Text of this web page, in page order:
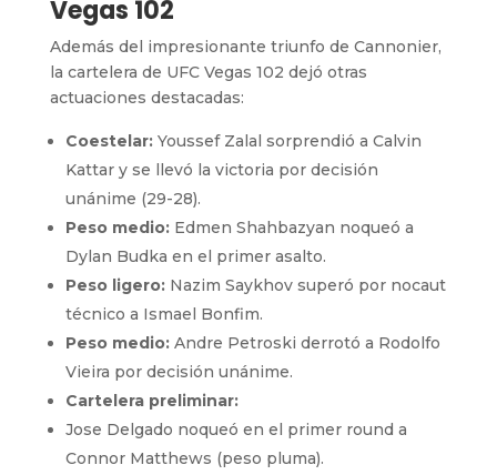
Vegas 102
Además del impresionante triunfo de Cannonier,
la cartelera de UFC Vegas 102 dejó otras
actuaciones destacadas:
Coestelar:Youssef Zalal sorprendió a Calvin
Kattar y se llevó la victoria por decisión
unánime (29-28).
Peso medio:Edmen Shahbazyan noqueó a
Dylan Budka en el primer asalto.
Peso ligero:Nazim Saykhov superó por nocaut
técnico a Ismael Bonfim.
Peso medio:Andre Petroski derrotó a Rodolfo
Vieira por decisión unánime.
Cartelera preliminar:
Jose Delgado noqueó en el primer round a
Connor Matthews (peso pluma).